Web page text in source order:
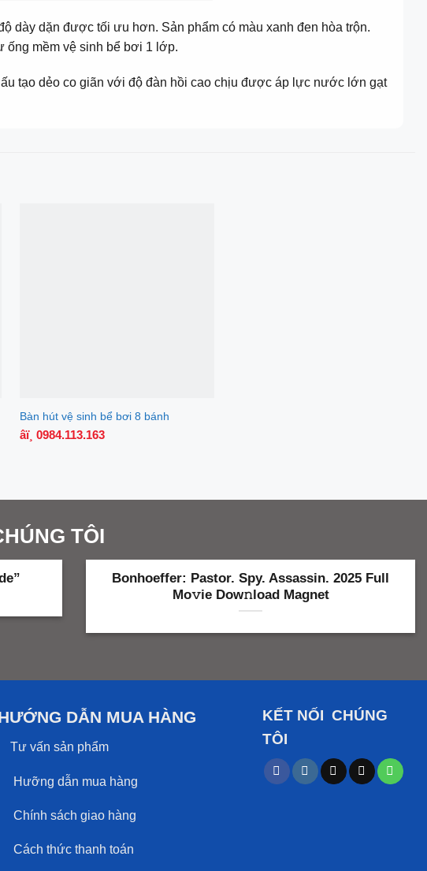
dày dặn được tối ưu hơn. Sản phẩm có màu xanh đen hòa trộn.
ống mềm vệ sinh bể bơi 1 lớp.
tạo dẻo co giãn với độ đàn hồi cao chịu được áp lực nước lớn gạt
Bàn hút vệ sinh bể bơi 8 bánh
âï¸ 0984.113.163
TÔI
Bonhoeffer: Pastor. Spy. Assassin. 2025 Full
Mo𝚟ie Dow𝚗load Magnet
DẪN MUA HÀNG
Tư vấn sản phẩm
Hưỡng dẫn mua hàng
Chính sách giao hàng
Cách thức thanh toán
KẾT NỐI CHÚNG
TÔI